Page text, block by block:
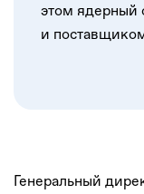
этом ядерный
и
Генеральный